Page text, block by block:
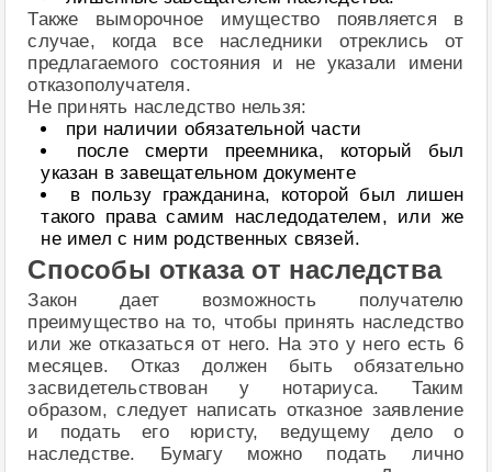
Также выморочное имущество появляется в
случае, когда все наследники отреклись от
предлагаемого состояния и не указали имени
отказополучателя.
Не принять наследство нельзя:
при наличии обязательной части
после смерти преемника, который был
указан в завещательном документе
в пользу гражданина, которой был лишен
такого права самим наследодателем, или же
не имел с ним родственных связей.
Способы отказа от наследства
Закон дает возможность получателю
преимущество на то, чтобы принять наследство
или же отказаться от него. На это у него есть 6
месяцев. Отказ должен быть обязательно
засвидетельствован у нотариуса. Таким
образом, следует написать отказное заявление
и подать его юристу, ведущему дело о
наследстве. Бумагу можно подать лично